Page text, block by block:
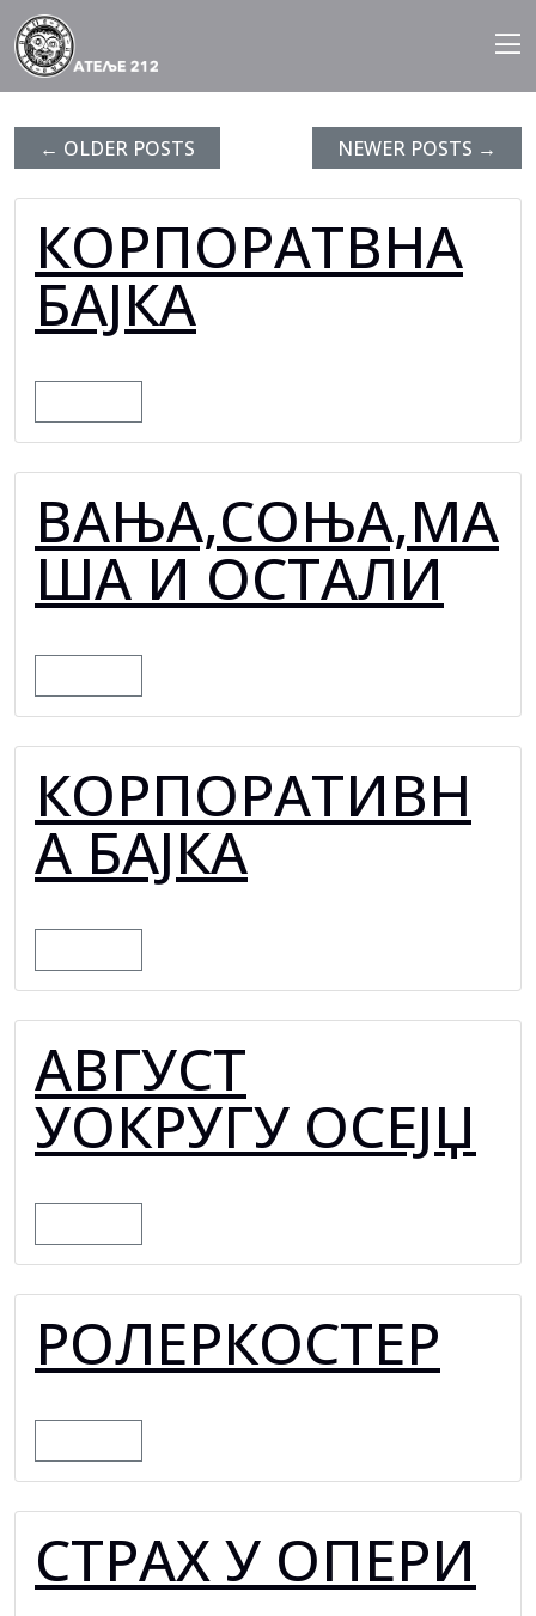
Skip
to
content
BLOG ARCHIVES
← OLDER POSTS NEWER POSTS →
КОРПОРАТВНА
БАЈКА
ВАЊА,СОЊА,МА
ША И ОСТАЛИ
КОРПОРАТИВН
А БАЈКА
АВГУСТ
УОКРУГУ ОСЕЈЏ
РОЛЕРКОСТЕР
СТРАХ У ОПЕРИ